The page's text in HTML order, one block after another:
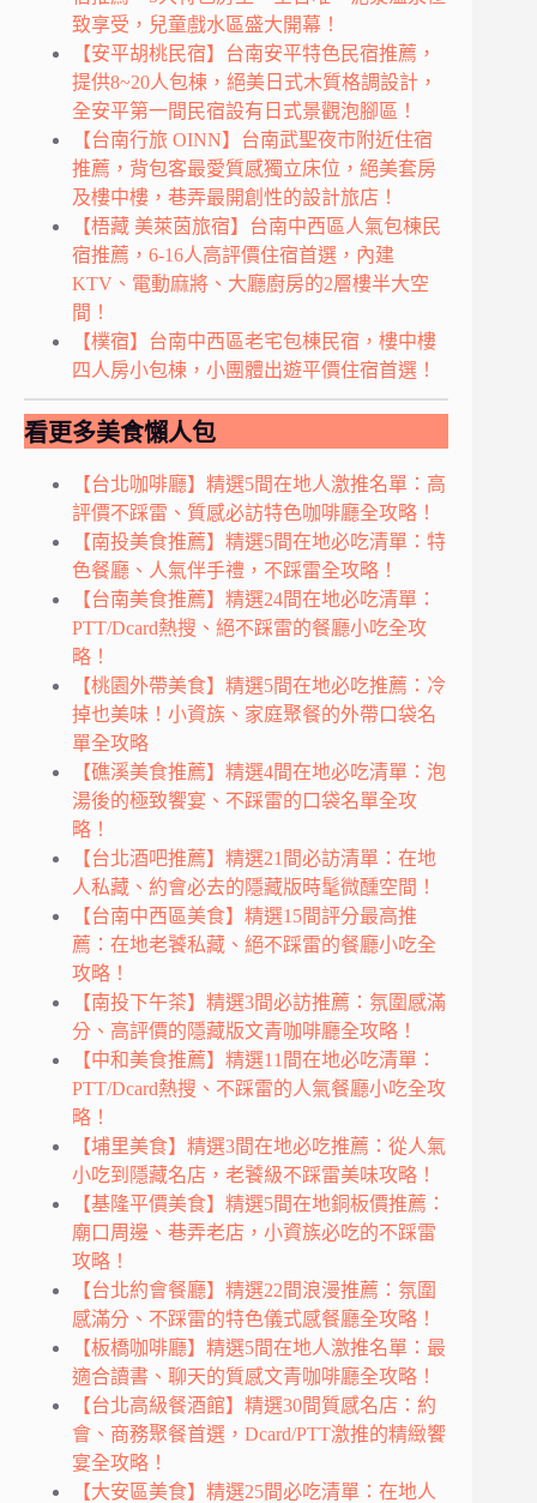
致享受，兒童戲水區盛大開幕！
【安平胡桃民宿】台南安平特色民宿推薦，
提供8~20人包棟，絕美日式木質格調設計，
全安平第一間民宿設有日式景觀泡腳區！
【台南行旅 OINN】台南武聖夜市附近住宿
推薦，背包客最愛質感獨立床位，絕美套房
及樓中樓，巷弄最開創性的設計旅店！
【梧藏 美萊茵旅宿】台南中西區人氣包棟民
宿推薦，6-16人高評價住宿首選，內建
KTV、電動麻將、大廳廚房的2層樓半大空
間！
【樸宿】台南中西區老宅包棟民宿，樓中樓
四人房小包棟，小團體出遊平價住宿首選！
看更多美食懶人包
【台北咖啡廳】精選5間在地人激推名單：高
評價不踩雷、質感必訪特色咖啡廳全攻略！
【南投美食推薦】精選5間在地必吃清單：特
色餐廳、人氣伴手禮，不踩雷全攻略！
【台南美食推薦】精選24間在地必吃清單：
PTT/Dcard熱搜、絕不踩雷的餐廳小吃全攻
略！
【桃園外帶美食】精選5間在地必吃推薦：冷
掉也美味！小資族、家庭聚餐的外帶口袋名
單全攻略
【礁溪美食推薦】精選4間在地必吃清單：泡
湯後的極致饗宴、不踩雷的口袋名單全攻
略！
【台北酒吧推薦】精選21間必訪清單：在地
人私藏、約會必去的隱藏版時髦微醺空間！
【台南中西區美食】精選15間評分最高推
薦：在地老饕私藏、絕不踩雷的餐廳小吃全
攻略！
【南投下午茶】精選3間必訪推薦：氛圍感滿
分、高評價的隱藏版文青咖啡廳全攻略！
【中和美食推薦】精選11間在地必吃清單：
PTT/Dcard熱搜、不踩雷的人氣餐廳小吃全攻
略！
【埔里美食】精選3間在地必吃推薦：從人氣
小吃到隱藏名店，老饕級不踩雷美味攻略！
【基隆平價美食】精選5間在地銅板價推薦：
廟口周邊、巷弄老店，小資族必吃的不踩雷
攻略！
【台北約會餐廳】精選22間浪漫推薦：氛圍
感滿分、不踩雷的特色儀式感餐廳全攻略！
【板橋咖啡廳】精選5間在地人激推名單：最
適合讀書、聊天的質感文青咖啡廳全攻略！
【台北高級餐酒館】精選30間質感名店：約
會、商務聚餐首選，Dcard/PTT激推的精緻饗
宴全攻略！
【大安區美食】精選25間必吃清單：在地人